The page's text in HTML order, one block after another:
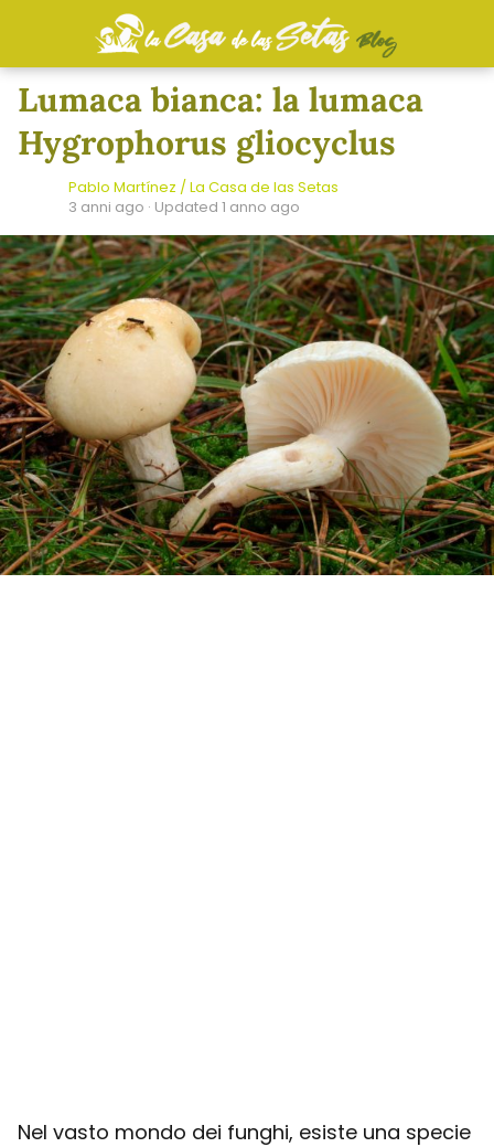
Lumaca bianca: la lumaca
Hygrophorus gliocyclus
Pablo Martínez / La Casa de las Setas
3 anni ago · Updated 1 anno ago
Nel vasto mondo dei funghi, esiste una specie